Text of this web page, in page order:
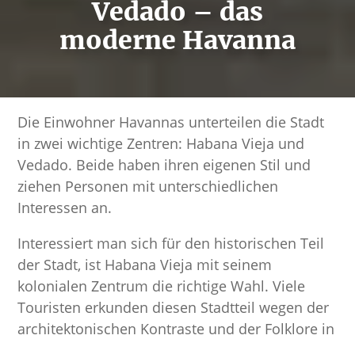
Vedado – das
moderne Havanna
Die Einwohner Havannas unterteilen die Stadt
in zwei wichtige Zentren: Habana Vieja und
Vedado. Beide haben ihren eigenen Stil und
ziehen Personen mit unterschiedlichen
Interessen an.
Interessiert man sich für den historischen Teil
der Stadt, ist Habana Vieja mit seinem
kolonialen Zentrum die richtige Wahl. Viele
Touristen erkunden diesen Stadtteil wegen der
architektonischen Kontraste und der Folklore in